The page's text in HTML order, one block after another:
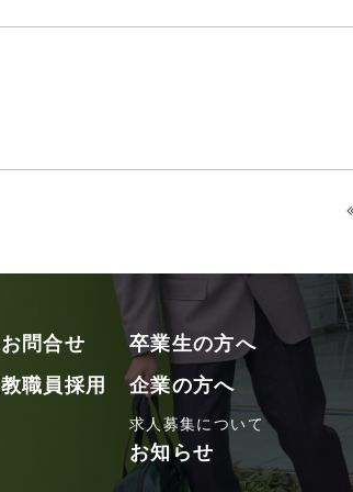
お問合せ
教職員採用
卒業生の方へ
企業の方へ
求人募集について
お知らせ